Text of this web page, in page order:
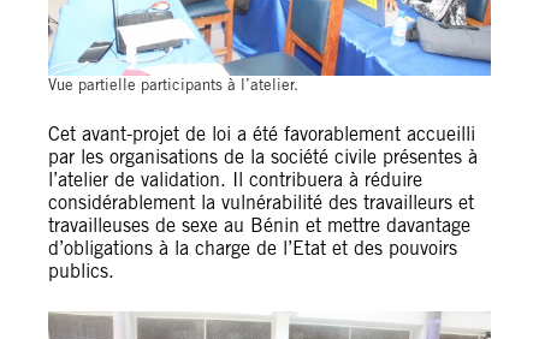
Vue partielle participants à l’atelier.
Cet avant-projet de loi a été favorablement accueilli
par les organisations de la société civile présentes à
l’atelier de validation. Il contribuera à réduire
considérablement la vulnérabilité des travailleurs et
travailleuses de sexe au Bénin et mettre davantage
d’obligations à la charge de l’Etat et des pouvoirs
publics.